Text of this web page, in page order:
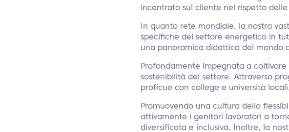
incentrato sul cliente nel rispetto
In quanto rete mondiale, la nostra
specifiche del settore energetico in
una panoramica didattica del mondo
Profondamente impegnata a
sostenibilità del settore. Attraverso
proficue con college e università
Promuovendo una cultura della
attivamente i genitori lavoratori a
diversificata e inclusiva. Inoltre, la